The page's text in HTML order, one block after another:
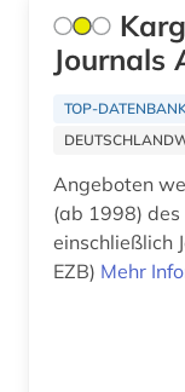
Journals
TOP-
Angeboten
(ab 1998)
einschließlich
EZB) Mehr